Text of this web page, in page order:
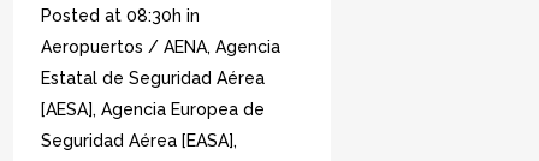
Posted at 08:30h in
Aeropuertos / AENA,Agencia
Estatal de Seguridad Aérea
[AESA],Agencia Europea de
Seguridad Aérea [EASA],